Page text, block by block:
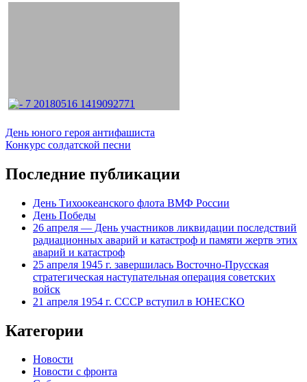
Навигация
по
записям
День юного героя антифашиста
Конкурс солдатской песни
Последние публикации
День Тихоокеанского флота ВМФ России
День Победы
26 апреля — День участников ликвидации последствий
радиационных аварий и катастроф и памяти жертв этих
аварий и катастроф
25 апреля 1945 г. завершилась Восточно-Прусская
стратегическая наступательная операция советских
войск
21 апреля 1954 г. СССР вступил в ЮНЕСКО
Категории
Новости
Новости с фронта